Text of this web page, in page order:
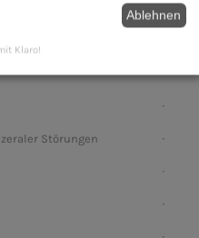
Störungen
Ablehnen
Klaro!